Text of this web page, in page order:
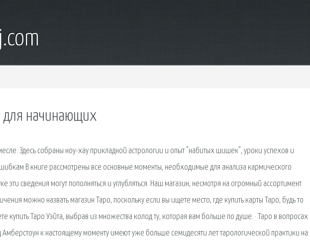
для начинающих
Здесь собраны ноу-хау прикладной астрологии и опыт "набитых шишек", уроки успехов и
В книге рассмотрены все основные моменты, необходимые для анализа кармического
эти сведения могут пополняться и углубляться. Наш магазин, несмотря на огромный ассортимент
можно назвать магазин Таро, поскольку если вы ищете место, где купить карты Таро, будь то
купить Таро Уэйта, выбрав из множества колод ту, которая вам больше по душе. · Таро в вопросах
Амберстоун к настоящему моменту имеют уже больше семидесяти лет тарологической практики на